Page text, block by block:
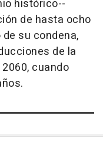
histórico--
de hasta ocho
su condena,
de la
cuando